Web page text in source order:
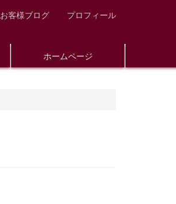
お客様ブログ プロフィール
ホームページ